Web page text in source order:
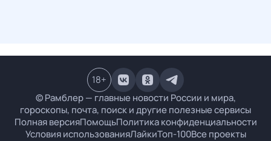
© Рамблер — главные новости России и мира,
гороскопы, почта, поиск и другие полезные сервисы
Полная версияПомощьПолитика конфиденциальности
Условия использованияЛайкиТоп-100Все проекты
18+